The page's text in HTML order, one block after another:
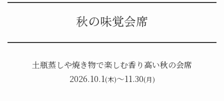
秋の味覚会席
土瓶蒸しや焼き物で楽しむ香り高い秋の会席
2026.10.1(木)〜11.30(月)